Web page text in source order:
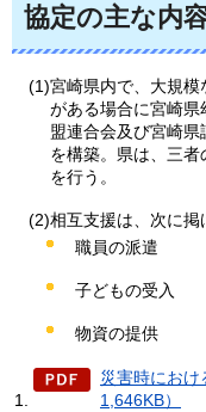
協定の主な内
(1)宮崎県内で、大規
がある場合に宮崎
盟連合会及び宮崎
を構築。県は、三
を行う。
(2)相互支援は、次に掲
職員の派遣
子どもの受入
物資の提供
災害時におけ
1,646KB）